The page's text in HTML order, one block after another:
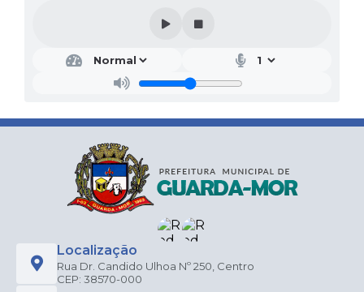
Localização
Rua Dr. Candido Ulhoa Nº 250, Centro
CEP: 38570-000